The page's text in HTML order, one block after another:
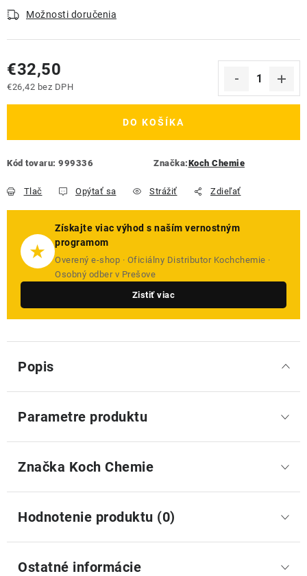
Možnosti doručenia
€32,50
€26,42 bez DPH
DO KOŠÍKA
Kód tovaru: 999336 Značka:Koch Chemie
Tlač Opýtať sa Strážiť Zdieľať
★
Získajte viac výhod s naším vernostným
programom
Overený e-shop · Oficiálny Distributor Kochchemie ·
Osobný odber v Prešove
Zistiť viac
Popis
Parametre produktu
Značka Koch Chemie
Hodnotenie produktu (0)
Ostatné informácie